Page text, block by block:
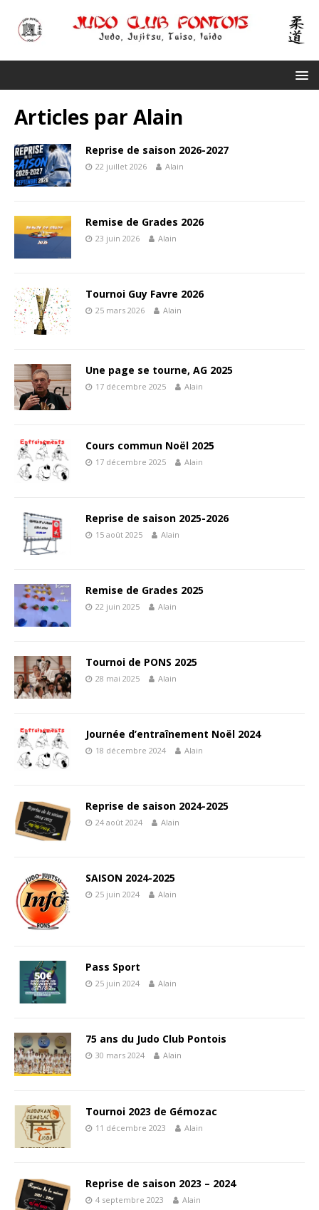
Articles par Alain
Reprise de saison 2026-2027
22 juillet 2026 Alain
Remise de Grades 2026
23 juin 2026 Alain
Tournoi Guy Favre 2026
25 mars 2026 Alain
Une page se tourne, AG 2025
17 décembre 2025 Alain
Cours commun Noël 2025
17 décembre 2025 Alain
Reprise de saison 2025-2026
15 août 2025 Alain
Remise de Grades 2025
22 juin 2025 Alain
Tournoi de PONS 2025
28 mai 2025 Alain
Journée d’entraînement Noël 2024
18 décembre 2024 Alain
Reprise de saison 2024-2025
24 août 2024 Alain
SAISON 2024-2025
25 juin 2024 Alain
Pass Sport
25 juin 2024 Alain
75 ans du Judo Club Pontois
30 mars 2024 Alain
Tournoi 2023 de Gémozac
11 décembre 2023 Alain
Reprise de saison 2023 – 2024
4 septembre 2023 Alain